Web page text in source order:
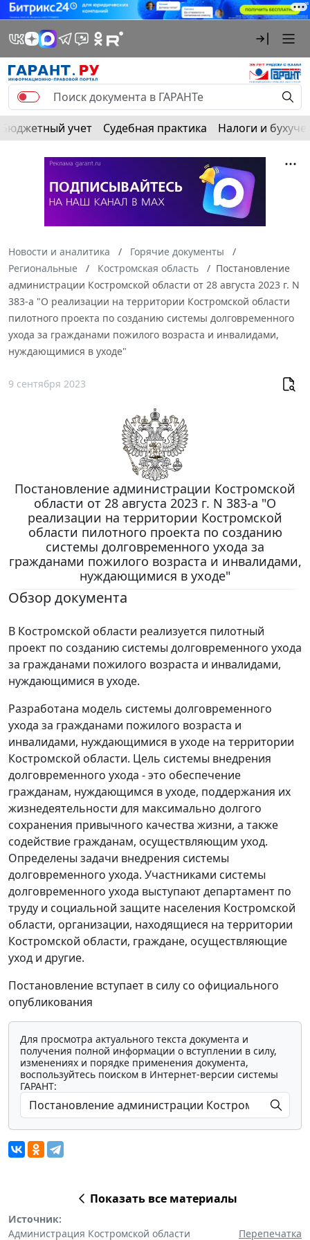
Бюджетный учет Судебная практика Налоги и
Новости и аналитика
Горячие документы
Региональные
Костромская область
Постановление
администрации Костромской области от 28 августа 2023 г. N
383-а "О реализации на территории Костромской области
пилотного проекта по созданию системы долговременного
ухода за гражданами пожилого возраста и инвалидами,
нуждающимися в уходе"
9 сентября 2023
Постановление администрации Костромской
области от 28 августа 2023 г. N 383-а "О
реализации на территории Костромской
области пилотного проекта по созданию
системы долговременного ухода за
гражданами пожилого возраста и инвалидами,
нуждающимися в уходе"
Обзор документа
В Костромской области реализуется пилотный
проект по созданию системы долговременного ухода
за гражданами пожилого возраста и инвалидами,
нуждающимися в уходе.
Разработана модель системы долговременного
ухода за гражданами пожилого возраста и
инвалидами, нуждающимися в уходе на территории
Костромской области. Цель системы внедрения
долговременного ухода - это обеспечение
гражданам, нуждающимся в уходе, поддержания их
жизнедеятельности для максимально долгого
сохранения привычного качества жизни, а также
содействие гражданам, осуществляющим уход.
Определены задачи внедрения системы
долговременного ухода. Участниками системы
долговременного ухода выступают департамент по
труду и социальной защите населения Костромской
области, организации, находящиеся на территории
Костромской области, граждане, осуществляющие
уход и другие.
Постановление вступает в силу со официального
опубликования
Для просмотра актуального текста документа и
получения полной информации о вступлении в силу,
изменениях и порядке применения документа,
воспользуйтесь поиском в Интернет-версии системы
ГАРАНТ:
Показать все материалы
Источник:
Администрация Костромской области
Перепечатка